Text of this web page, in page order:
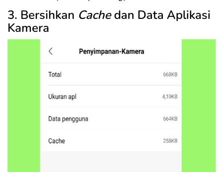
3. Bersihkan Cachedan Data Aplikasi
Kamera